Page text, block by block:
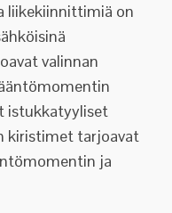
liikekiinnittimiä on
valinnan
istukkatyyliset
kiristimet tarjoavat
ja